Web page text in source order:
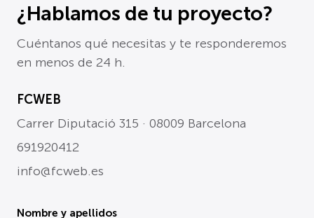
¿Hablamos de tu proyecto?
Cuéntanos qué necesitas y te responderemos
en menos de 24 h.
FCWEB
Carrer Diputació 315 · 08009 Barcelona
691920412
info@fcweb.es
Nombre y apellidos